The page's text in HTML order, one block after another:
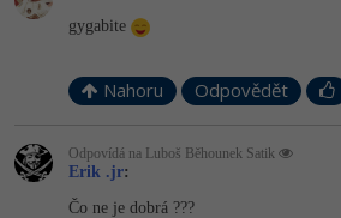
gygabite
Nahoru Odpovědět
Odpovídá na Luboš Běhounek Satik
Erik .jr:
Čo ne je dobrá ???